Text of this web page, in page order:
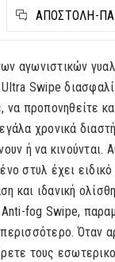
ΑΠΟΣΤΟΛΉ-
αγωνιστικών
Swipe
να προπονηθείτε
χρονικά
ή να κινούνται.
στυλ έχει
και ιδανική
fog Swipe,
Όταν
τους